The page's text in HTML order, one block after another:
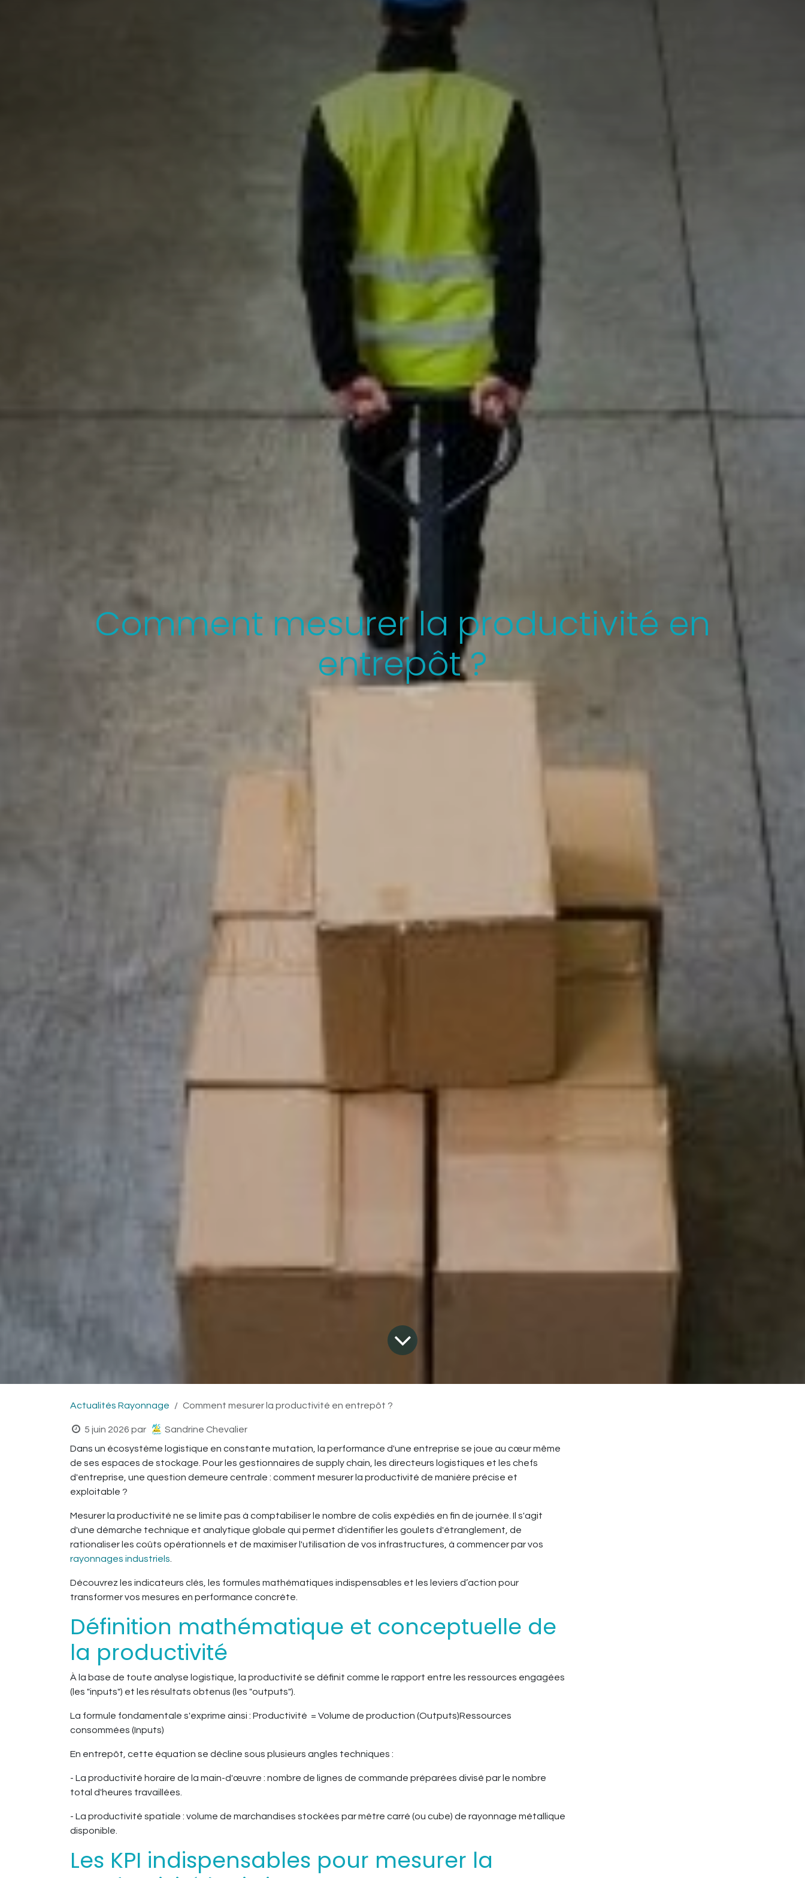
Comment mesurer la productivité en
entrepôt ?
Actualités Rayonnage Comment mesurer la productivité en entrepôt ?
5 juin 2026 par
Sandrine Chevalier
Dans un écosystème logistique en constante mutation, la performance d'une entreprise se joue au cœur même
de ses espaces de stockage. Pour les gestionnaires de supply chain, les directeurs logistiques et les chefs
d'entreprise, une question demeure centrale : comment mesurer la productivité de manière précise et
exploitable ?
Mesurer la productivité ne se limite pas à comptabiliser le nombre de colis expédiés en fin de journée. Il s'agit
d'une démarche technique et analytique globale qui permet d'identifier les goulets d'étranglement, de
rationaliser les coûts opérationnels et de maximiser l'utilisation de vos infrastructures, à commencer par vos
rayonnages industriels
Découvrez les indicateurs clés, les formules mathématiques indispensables et les leviers d’action pour
transformer vos mesures en performance concrète.
Définition mathématique et conceptuelle de
la productivité
À la base de toute analyse logistique, la productivité se définit comme le rapport entre les ressources engagées
(les "inputs") et les résultats obtenus (les "outputs").
La formule fondamentale s'exprime ainsi : ​Productivité = Volume de production (Outputs)Ressources
consommées (Inputs)
En entrepôt, cette équation se décline sous plusieurs angles techniques :
- La productivité horaire de la main-d'œuvre : nombre de lignes de commande préparées divisé par le nombre
total d'heures travaillées.
- La productivité spatiale : volume de marchandises stockées par mètre carré (ou cube) de rayonnage métallique
disponible.
Les KPI indispensables pour mesurer la